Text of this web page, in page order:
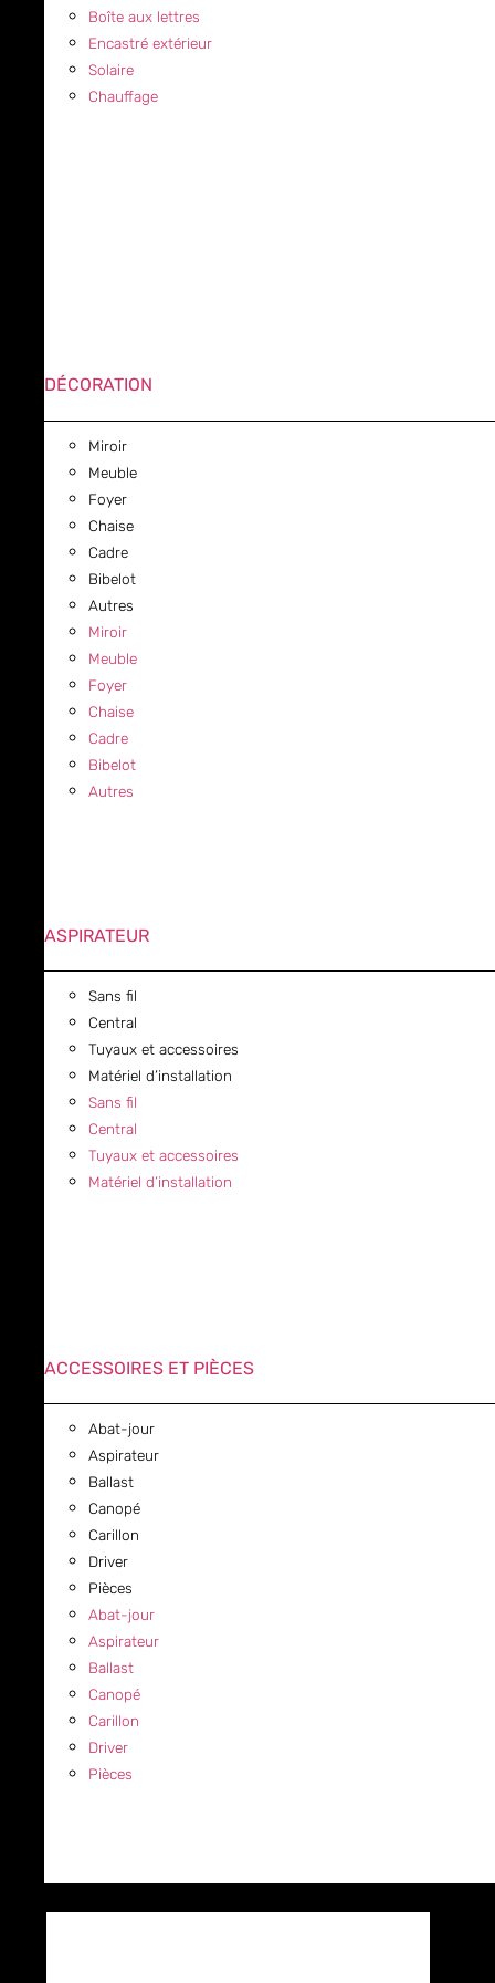
Boîte aux lettres
Encastré extérieur
Solaire
Chauffage
DÉCORATION
Miroir
Meuble
Foyer
Chaise
Cadre
Bibelot
Autres
Miroir
Meuble
Foyer
Chaise
Cadre
Bibelot
Autres
ASPIRATEUR
Sans fil
Central
Tuyaux et accessoires
Matériel d’installation
Sans fil
Central
Tuyaux et accessoires
Matériel d’installation
ACCESSOIRES ET PIÈCES
Abat-jour
Aspirateur
Ballast
Canopé
Carillon
Driver
Pièces
Abat-jour
Aspirateur
Ballast
Canopé
Carillon
Driver
Pièces